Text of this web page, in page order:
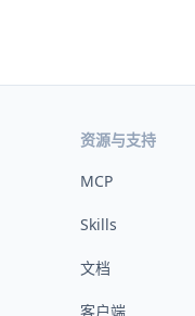
资源与支持
MCP
Skills
文档
客户端